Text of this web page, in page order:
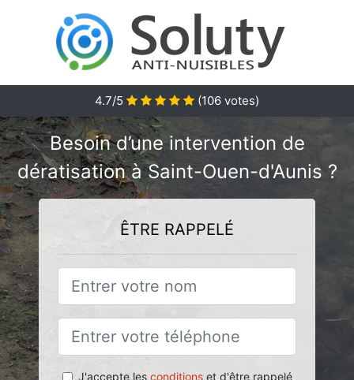
4.7/5 (106 votes)
Besoin d’une intervention de
dératisation à Saint-Ouen-d'Aunis ?
ÊTRE RAPPELÉ
J'accepte les conditionset d'être rappelé